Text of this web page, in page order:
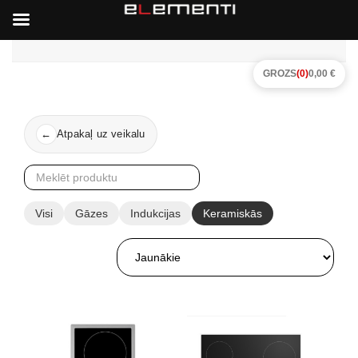
← Atpakaļ uz veikalu
Visi Gāzes Indukcijas Keramiskās
GROZS(0)0,00 €